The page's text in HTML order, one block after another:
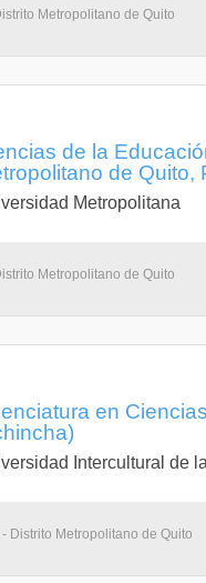
Metropolitano de Quito
de la
de Quito,
Metropolitana
Metropolitano de Quito
en
Intercultural de
Distrito Metropolitano de Quito